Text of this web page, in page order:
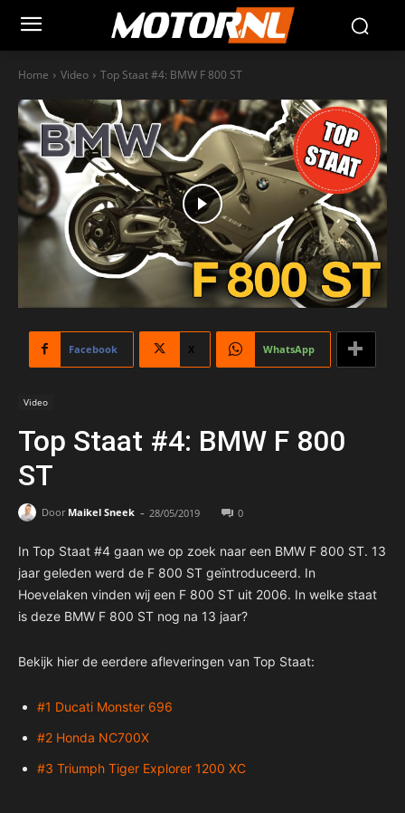
Home Video Top Staat #4: BMW F 800 ST
Facebook X WhatsApp
Video
Top Staat #4: BMW F 800
ST
Door Maikel Sneek - 28/05/2019 0
In Top Staat #4 gaan we op zoek naar een BMW F 800 ST. 13
jaar geleden werd de F 800 ST geïntroduceerd. In
Hoevelaken vinden wij een F 800 ST uit 2006. In welke staat
is deze BMW F 800 ST nog na 13 jaar?
Bekijk hier de eerdere afleveringen van Top Staat:
#1 Ducati Monster 696
#2 Honda NC700X
#3 Triumph Tiger Explorer 1200 XC